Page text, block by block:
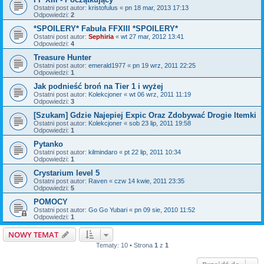
Ostatni post autor: kristofulus « pn 18 mar, 2013 17:13
Odpowiedzi: 2
*SPOILERY* Fabuła FFXIII *SPOILERY*
Ostatni post autor: Sephiria « wt 27 mar, 2012 13:41
Odpowiedzi: 4
Treasure Hunter
Ostatni post autor: emerald1977 « pn 19 wrz, 2011 22:25
Odpowiedzi: 1
Jak podnieść broń na Tier 1 i wyżej
Ostatni post autor: Kolekcjoner « wt 06 wrz, 2011 11:19
Odpowiedzi: 3
[Szukam] Gdzie Najepiej Expic Oraz Zdobywać Drogie Itemki
Ostatni post autor: Kolekcjoner « sob 23 lip, 2011 19:58
Odpowiedzi: 1
Pytanko
Ostatni post autor: kilmindaro « pt 22 lip, 2011 10:34
Odpowiedzi: 1
Crystarium level 5
Ostatni post autor: Raven « czw 14 kwie, 2011 23:35
Odpowiedzi: 5
POMOCY
Ostatni post autor: Go Go Yubari « pn 09 sie, 2010 11:52
Odpowiedzi: 1
NOWY TEMAT
Tematy: 10 • Strona 1 z 1